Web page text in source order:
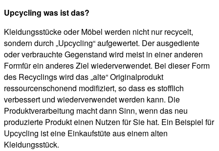
Upcycling was ist das?
Kleidungsstücke oder Möbel werden nicht nur recycelt,
sondern durch „Upcycling“ aufgewertet. Der ausgediente
oder verbrauchte Gegenstand wird meist in einer anderen
Formfür ein anderes Ziel wiederverwendet. Bei dieser Form
des Recyclings wird das „alte“ Originalprodukt
ressourcenschonend modifiziert, so dass es stofflich
verbessert und wiederverwendet werden kann. Die
Produktverarbeitung macht dann Sinn, wenn das neu
produzierte Produkt einen Nutzen für Sie hat. Ein Beispiel für
Upcycling ist eine Einkaufstüte aus einem alten
Kleidungsstück.